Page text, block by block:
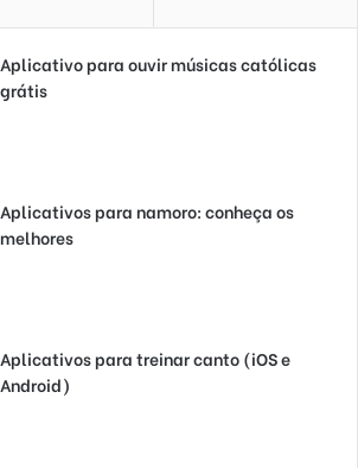
Aplicativo para ouvir músicas católicas
grátis
Aplicativos para namoro: conheça os
melhores
Aplicativos para treinar canto (iOS e
Android)